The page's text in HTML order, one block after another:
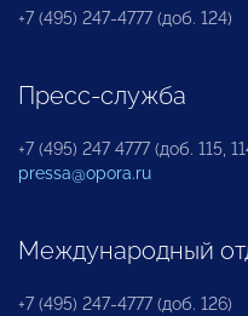
+7 (495) 247-4777 (доб. 124)
Пресс-служба
+7 (495) 247 4777 (доб. 115,
pressa@opora.ru
Международный
+7 (495) 247-4777 (доб. 126)